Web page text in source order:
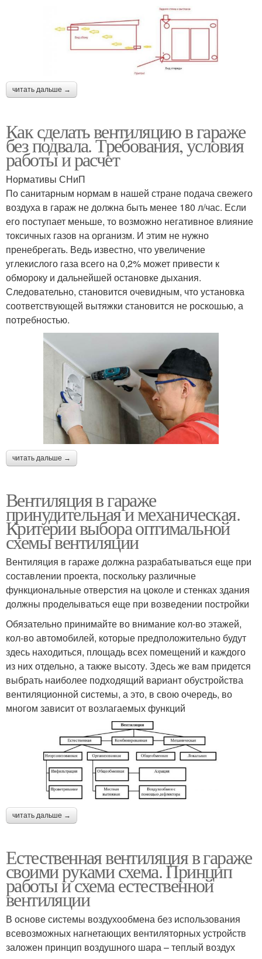
читать дальше →
Как сделать вентиляцию в гараже
без подвала. Требования, условия
работы и расчет
Нормативы СНиП
По санитарным нормам в нашей стране подача свежего
воздуха в гараж не должна быть менее 180 л/час. Если
его поступает меньше, то возможно негативное влияние
токсичных газов на организм. И этим не нужно
пренебрегать. Ведь известно, что увеличение
углекислого газа всего на 0,2% может привести к
обмороку и дальнейшей остановке дыхания.
Следовательно, становится очевидным, что установка
соответствующей вытяжки становится не роскошью, а
потребностью.
читать дальше →
Вентиляция в гараже
принудительная и механическая.
Критерии выбора оптимальной
схемы вентиляции
Вентиляция в гараже должна разрабатываться еще при
составлении проекта, поскольку различные
функциональные отверстия на цоколе и стенках здания
должны проделываться еще при возведении постройки
Обязательно принимайте во внимание кол-во этажей,
кол-во автомобилей, которые предположительно будут
здесь находиться, площадь всех помещений и каждого
из них отдельно, а также высоту. Здесь же вам придется
выбрать наиболее подходящий вариант обустройства
вентиляционной системы, а это, в свою очередь, во
многом зависит от возлагаемых функций
читать дальше →
Естественная вентиляция в гараже
своими руками схема. Принцип
работы и схема естественной
вентиляции
В основе системы воздухообмена без использования
всевозможных нагнетающих вентиляторных устройств
заложен принцип воздушного шара – теплый воздух